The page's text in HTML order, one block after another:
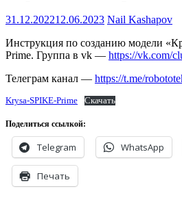
31.12.202212.06.2023 Nail Kashapov
Инструкция по созданию модели
Prime. Группа в vk — https://vk.com/
Телеграм канал — https://t.me/
Krysa-SPIKE-Prime Скачать
Поделиться ссылкой:
Telegram WhatsApp
Печать